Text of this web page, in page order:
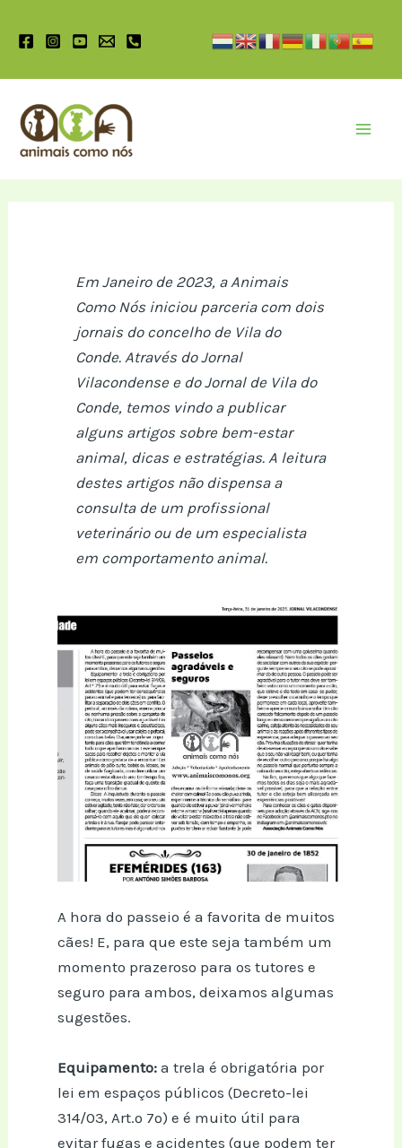
para
Em Janeiro de 2023, a Animais
Como Nós iniciou parceria com dois
jornais do concelho de Vila do
Conde. Através do Jornal
Vilacondense e do Jornal de Vila do
Conde, temos vindo a publicar
alguns artigos sobre bem-estar
animal, dicas e estratégias. A leitura
destes artigos não dispensa a
consulta de um profissional
veterinário ou de um especialista
em comportamento animal.
A hora do passeio é a favorita de muitos
cães! E, para que este seja também um
momento prazeroso para os tutores e
seguro para ambos, deixamos algumas
sugestões.
Equipamento: a trela é obrigatória por
lei em espaços públicos (Decreto-lei
314/03, Art.º 7º) e é muito útil para
evitar fugas e acidentes (que podem ter